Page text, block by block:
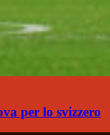
per lo svizzero